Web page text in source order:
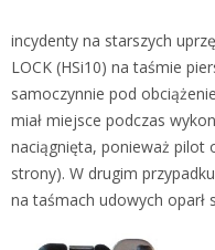
incydenty na starszych
LOCK (HSi10) na taśmie
samoczynnie pod
miał miejsce podczas
naciągnięta, ponieważ pilot
strony). W drugim
na taśmach udowych oparł